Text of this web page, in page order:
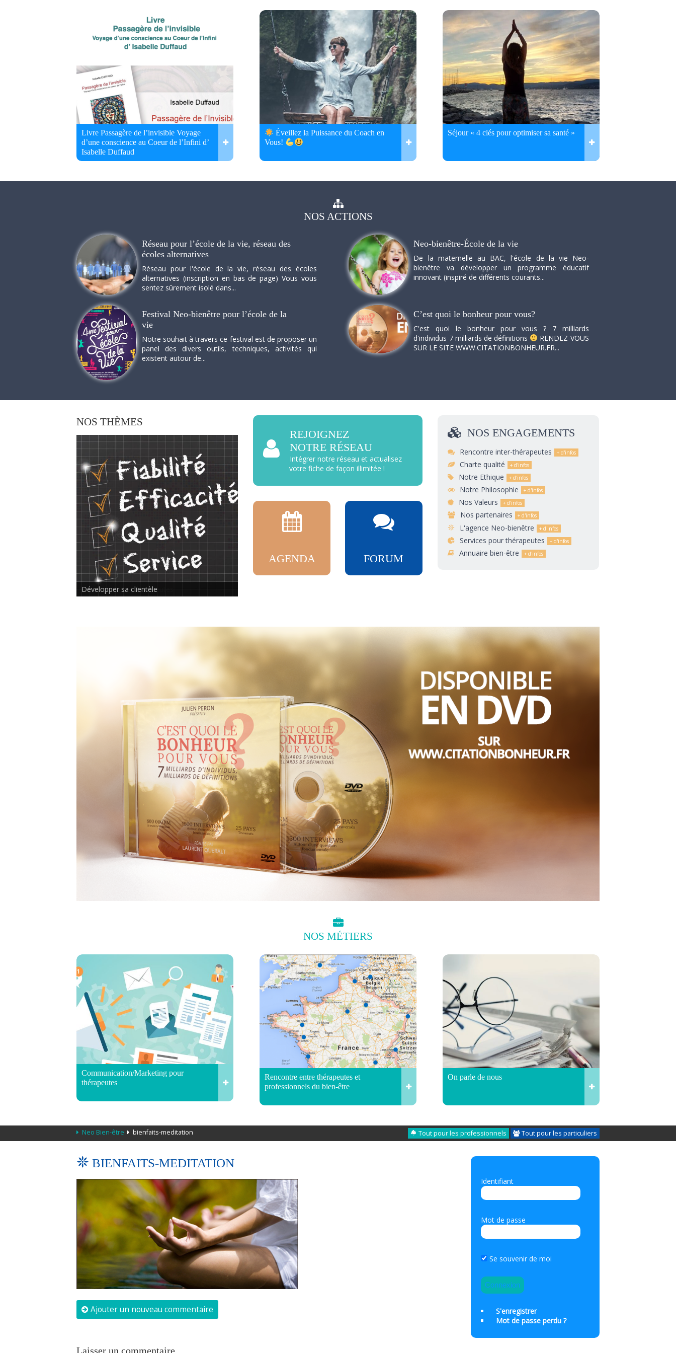
Livre Passagère de l’invisible Voyage
d’une conscience au Coeur de l’Infini d’
Isabelle Duffaud
Éveillez la Puissance du Coach en
Vous!
Séjour « 4 clés pour optimiser sa santé »
NOS ACTIONS
Réseau pour l’école de la vie, réseau des
écoles alternatives
Réseau pour l'école de la vie, réseau des écoles
alternatives (inscription en bas de page) Vous vous
sentez sûrement isolé dans...
Neo-bienêtre-École de la vie
De la maternelle au BAC, l'école de la vie Neo-
bienêtre va développer un programme éducatif
innovant (inspiré de différents courants...
Festival Neo-bienêtre pour l’école de la
vie
Notre souhait à travers ce festival est de proposer un
panel des divers outils, techniques, activités qui
existent autour de...
C’est quoi le bonheur pour vous?
C'est quoi le bonheur pour vous ? 7 milliards
d'individus 7 milliards de définitions
RENDEZ-VOUS
SUR LE SITE WWW.CITATIONBONHEUR.FR...
NOS THÈMES
Rencontre inter-thérapeutes
REJOIGNEZ
NOTRE RÉSEAU
Intégrer notre réseau et actualisez
votre fiche de façon illimitée !
AGENDA FORUM
NOS ENGAGEMENTS
Rencontre inter-thérapeutes
Charte qualité
Notre Ethique
Notre Philosophie
Nos Valeurs
Nos partenaires
L'agence Neo-bienêtre
Services pour thérapeutes
Annuaire bien-être
NOS MÉTIERS
Communication/Marketing pour
thérapeutes
Rencontre entre thérapeutes et
professionnels du bien-être
On parle de nous
Neo Bien-être bienfaits-meditation Tout pour les professionnels Tout pour les particuliers
BIENFAITS-MEDITATION
Ajouter un nouveau commentaire
Laisser un commentaire
Identifiant
Mot de passe
Se souvenir de moi
S'enregistrer
Mot de passe perdu ?